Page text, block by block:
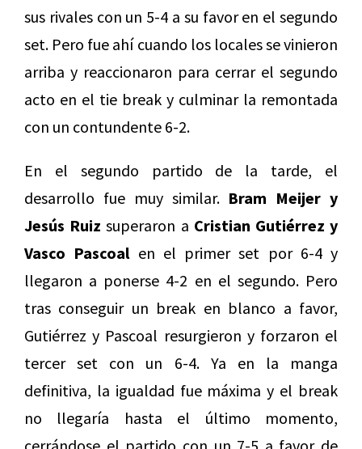
sus rivales con un 5-4 a su favor en el segundo
set. Pero fue ahí cuando los locales se vinieron
arriba y reaccionaron para cerrar el segundo
acto en el tie break y culminar la remontada
con un contundente 6-2.
En el segundo partido de la tarde, el
desarrollo fue muy similar. Bram Meijer y
Jesús Ruiz superaron a Cristian Gutiérrez y
Vasco Pascoal en el primer set por 6-4 y
llegaron a ponerse 4-2 en el segundo. Pero
tras conseguir un break en blanco a favor,
Gutiérrez y Pascoal resurgieron y forzaron el
tercer set con un 6-4. Ya en la manga
definitiva, la igualdad fue máxima y el break
no llegaría hasta el último momento,